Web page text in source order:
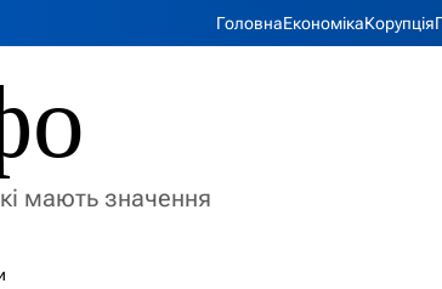
ГоловнаЕкономікаКорупція
мають значення